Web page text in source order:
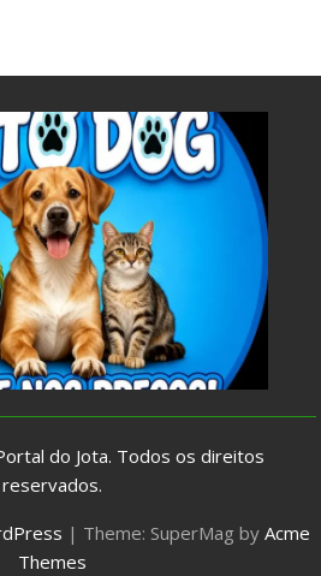
do Jota. Todos os direitos
reservados.
| Theme: SuperMag by Acme
Themes